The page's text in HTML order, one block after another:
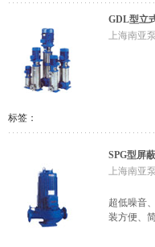
GDL型立
上海南亚
标签：
SPG型屏
上海南亚
超低噪音
装方便、